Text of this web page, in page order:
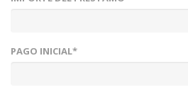
PAGO INICIAL*